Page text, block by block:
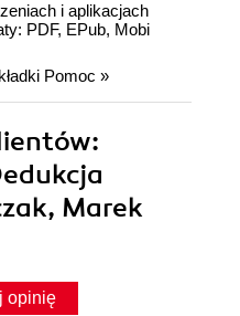
i aplikacjach
PDF, EPub, Mobi
Pomoc »
Marek
opinię